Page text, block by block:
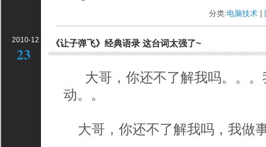
分类:电脑技术
2010-12
23
《让子弹飞》经典语录 这台词太强了~
大哥，你还不了解我吗。。。
动。。
大哥，你还不了解我吗，我做